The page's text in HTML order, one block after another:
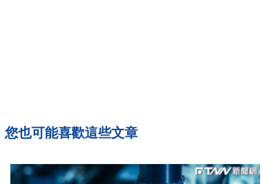
您也可能喜歡這些文章